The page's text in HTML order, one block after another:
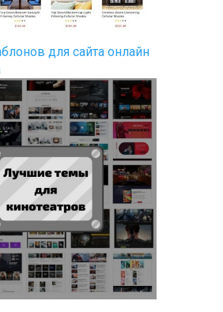
для сайта онлайн